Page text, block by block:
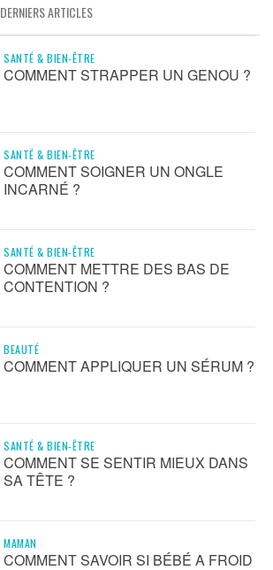
DERNIERS ARTICLES
SANTÉ & BIEN-ÊTRE
COMMENT STRAPPER UN GENOU ?
SANTÉ & BIEN-ÊTRE
COMMENT SOIGNER UN ONGLE
INCARNÉ ?
SANTÉ & BIEN-ÊTRE
COMMENT METTRE DES BAS DE
CONTENTION ?
BEAUTÉ
COMMENT APPLIQUER UN SÉRUM ?
SANTÉ & BIEN-ÊTRE
COMMENT SE SENTIR MIEUX DANS
SA TÊTE ?
MAMAN
COMMENT SAVOIR SI BÉBÉ A FROID